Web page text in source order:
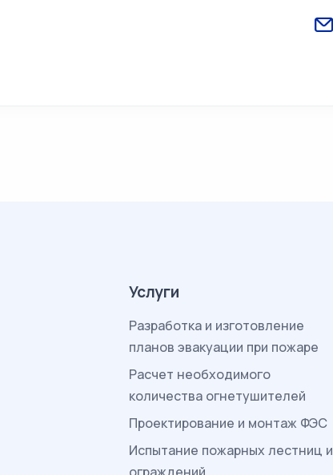
Услуги
Разработка и изготовление
планов эвакуации при пожаре
Расчет необходимого
количества огнетушителей
Проектирование и монтаж ФЭС
Испытание пожарных лестниц и